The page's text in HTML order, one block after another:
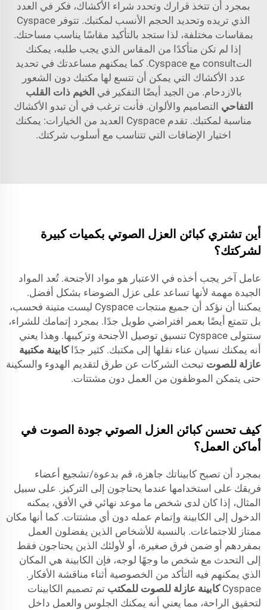
بمجرد أن تتخذ قرارك وتحدد شراء الأكشاك، فكر في العدد
الذي تريده وتحديد الحجم الأنسب لمكتبك. تتوفر Cyspace
بمقاسات مختلفة، لذا ستجد بالتأكيد مقاسًا يناسب مساحتك.
إذا لم تكن متأكدًا من المقاس الذي يجب طلبه، يمكنك
التconsult مع Cyspace. كما يمكنهم مساعدتك في تحديد
عدد الأكشاك التي يمكن أن تتسع لها مكتبك دون الشعور
بالازدحام. من الجيد أيضًا التفكير في الخيم ذات القلب
التفاحي التصاميم والألوان. فأنت ترغب في أن تبدو الأكشاك
مناسبة لمكتبك. تقدم Cyspace العديد من الخيارات: يمكنك
اختيار الإضافات التي تتناسب مع أسلوب شركتك.
أين تشتري كبائن العزل الصوتي بكميات كبيرة
لشركتك؟
عامل آخر يجب أخذه في الاعتبار هو مواد الأجنحة. تُعد المواد
الجيدة مهمة لأنها تساعد على عزل الضوضاء بشكل أفضل.
يمكننا أن نؤكد أن جميع منتجات Cyspace ليست متينة فحسب،
بل تتمتع أيضًا بعمر افتراضي طويل جدًا. بمجرد إتمامك للشراء،
ستتولى Cyspace تنسيق توصيل الأجنحة وتركيبها. وهذا يعني
أنه يمكنك نسيان عناء نقلها إلى مكتبك. كثير جدًاكابينة مكتبية
عازلة للصوت تبحث الشركات عن طرق لتقديم الهدوء والسكينة
حتى يتمكن الموظفون من العمل دون مشتتات.
كيف تحسن كبائن العزل الصوتي جودة الصوت في
أماكن العمل؟
بمجرد أن تصبح كابيناتك جاهزة، قم بدعوة/تشجيع أعضاء
فريقك على استخدامها عندما يحتاجون إلى التركيز. على سبيل
المثال، إذا كان لدى شخص ما موعد نهائي في الأفق، يمكنه
الدخول إلى الكابينة وإتمام عمله دون أي مشتتات. كما أنها مكان
ممتاز للاجتماعات. بالنسبة للأشخاص الذين يفضلون العمل
بمفردهم أو ضمن فرق صغيرة، أو لأولئك الذين يحتاجون فقط
إلى التحدث مع شخص ما وجهًا لوجه، فإن الكابينة هي المكان
الذي يمكنهم فيه التأكد من الخصوصية أثناء مناقشة الأفكار.
Cyspace كابينة عازلة للصوت للمكتب تم تصميم الكابينات
لتحقيق الراحة، مما يعني أنه يمكنك الجلوس والعمل داخل